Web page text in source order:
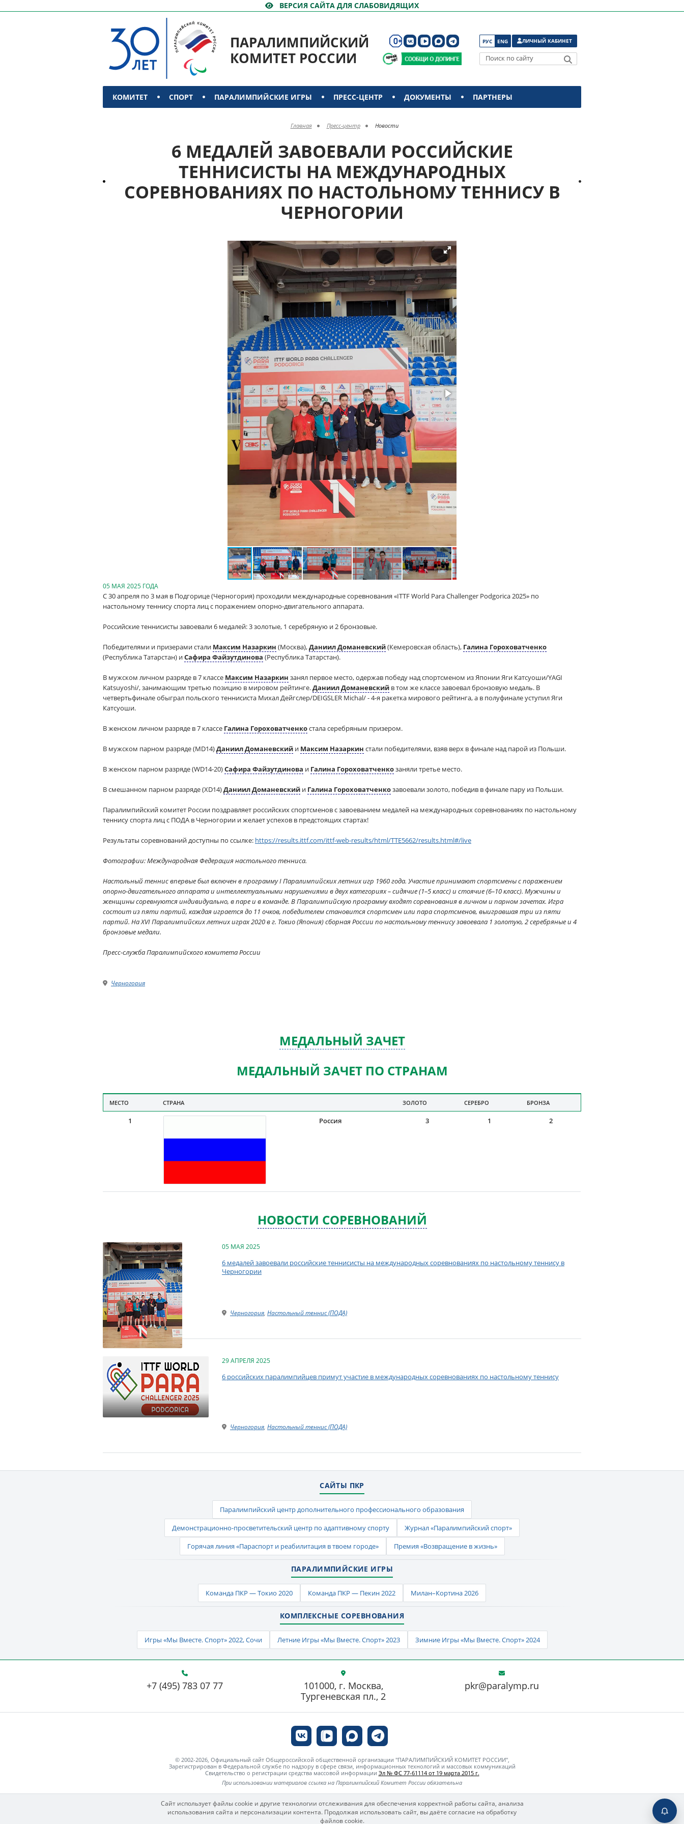
ВЕРСИЯ САЙТА ДЛЯ СЛАБОВИДЯЩИХ
ПАРАЛИМПИЙСКИЙ
КОМИТЕТ РОССИИ
РУС ENG ЛИЧНЫЙ КАБИНЕТ
Поиск по сайту
КОМИТЕТ СПОРТ ПАРАЛИМПИЙСКИЕ ИГРЫ ПРЕСС-ЦЕНТР ДОКУМЕНТЫ ПАРТНЕРЫ
Главная Пресс-центр Новости
6 МЕДАЛЕЙ ЗАВОЕВАЛИ РОССИЙСКИЕ
ТЕННИСИСТЫ НА МЕЖДУНАРОДНЫХ
СОРЕВНОВАНИЯХ ПО НАСТОЛЬНОМУ ТЕННИСУ В
ЧЕРНОГОРИИ
05 МАЯ 2025 ГОДА
С 30 апреля по 3 мая в Подгорице (Черногория) проходили международные соревнования «ITTF World Para Challenger Podgorica 2025» по
настольному теннису спорта лиц с поражением опорно-двигательного аппарата.
Российские теннисисты завоевали 6 медалей: 3 золотые, 1 серебряную и 2 бронзовые.
Победителями и призерами стали Максим Назаркин (Москва),Даниил Доманевский(Кемеровская область), Галина Гороховатченко
(Республика Татарстан) иСафира Файзутдинова (Республика Татарстан).
В мужском личном разряде в 7 классе Максим Назаркин занял первое место, одержав победу над спортсменом из Японии Яги Катсуоши/YAGI
Katsuyoshi/, занимающим третью позицию в мировом рейтинге.Даниил Доманевский в том же классе завоевал бронзовую медаль. В
четвертьфинале обыграл польского теннисиста Михал Дейгслер/DEIGSLER Michal/ - 4-я ракетка мирового рейтинга, а в полуфинале уступил Яги
Катсуоши.
В женском личном разряде в 7 классе Галина Гороховатченкостала серебряным призером.
В мужском парном разряде (MD14)Даниил Доманевский и Максим Назаркин стали победителями, взяв верх в финале над парой из Польши.
В женском парном разряде (WD14-20)Сафира Файзутдинова и Галина Гороховатченкозаняли третье место.
В смешанном парном разряде (XD14)Даниил Доманевский и Галина Гороховатченкозавоевали золото, победив в финале пару из Польши.
Паралимпийский комитет России поздравляет российских спортсменов с завоеванием медалей на международных соревнованиях по настольному
теннису спорта лиц с ПОДА в Черногории и желает успехов в предстоящих стартах!
Результаты соревнований доступны по ссылке: https://results.ittf.com/ittf-web-results/html/TTE5662/results.html#/live
Фотографии: Международная Федерация настольного тенниса.
Настольный теннис впервые был включен в программу I Паралимпийских летних игр 1960 года. Участие принимают спортсмены с поражением
опорно-двигательного аппарата и интеллектуальными нарушениями в двух категориях – сидячие (1–5 класс) и стоячие (6–10 класс). Мужчины и
женщины соревнуются индивидуально, в паре и в команде. В Паралимпийскую программу входят соревнования в личном и парном зачетах. Игра
состоит из пяти партий, каждая играется до 11 очков, победителем становится спортсмен или пара спортсменов, выигравшая три из пяти
партий. На XVI Паралимпийских летних играх 2020 в г. Токио (Япония) сборная России по настольному теннису завоевала 1 золотую, 2 серебряные и 4
бронзовые медали.
Пресс-служба Паралимпийского комитета России
Черногория
МЕДАЛЬНЫЙ ЗАЧЕТ
МЕДАЛЬНЫЙ ЗАЧЕТ ПО СТРАНАМ
МЕСТО СТРАНА ЗОЛОТО СЕРЕБРО БРОНЗА
1 Россия 3 1 2
НОВОСТИ СОРЕВНОВАНИЙ
05 МАЯ 2025
6 медалей завоевали российские теннисисты на международных соревнованиях по настольному теннису в
Черногории
Черногория, Настольный теннис (ПОДА)
29 АПРЕЛЯ 2025
6 российских паралимпийцев примут участие в международных соревнованиях по настольному теннису
Черногория, Настольный теннис (ПОДА)
САЙТЫ ПКР
Паралимпийский центр дополнительного профессионального образования
Демонстрационно-просветительский центр по адаптивному спорту
Журнал «Паралимпийский спорт»
Горячая линия «Параспорт и реабилитация в твоем городе»
Премия «Возвращение в жизнь»
ПАРАЛИМПИЙСКИЕ ИГРЫ
Команда ПКР — Токио 2020 Команда ПКР — Пекин 2022 Милан–Кортина 2026
КОМПЛЕКСНЫЕ СОРЕВНОВАНИЯ
Игры «Мы Вместе. Спорт» 2022, Сочи Летние Игры «Мы Вместе. Спорт» 2023 Зимние Игры «Мы Вместе. Спорт» 2024
+7 (495) 783 07 77 pkr@paralymp.ru
101000, г. Москва,
Тургеневская пл., 2
© 2002-2026, Официальный сайт Общероссийской общественной организации "ПАРАЛИМПИЙСКИЙ КОМИТЕТ РОССИИ",
Зарегистрирован в Федеральной службе по надзору в сфере связи, информационных технологий и массовых коммуникаций
Свидетельство о регистрации средства массовой информации Эл № ФС 77-61114 от 19 марта 2015 г.
При использовании материалов ссылка на Паралимпийский Комитет России обязательна
Сайт использует файлы cookie и другие технологии отслеживания для обеспечения корректной работы сайта, анализа
использования сайта и персонализации контента. Продолжая использовать сайт, вы даёте согласие на обработку
файлов cookie.